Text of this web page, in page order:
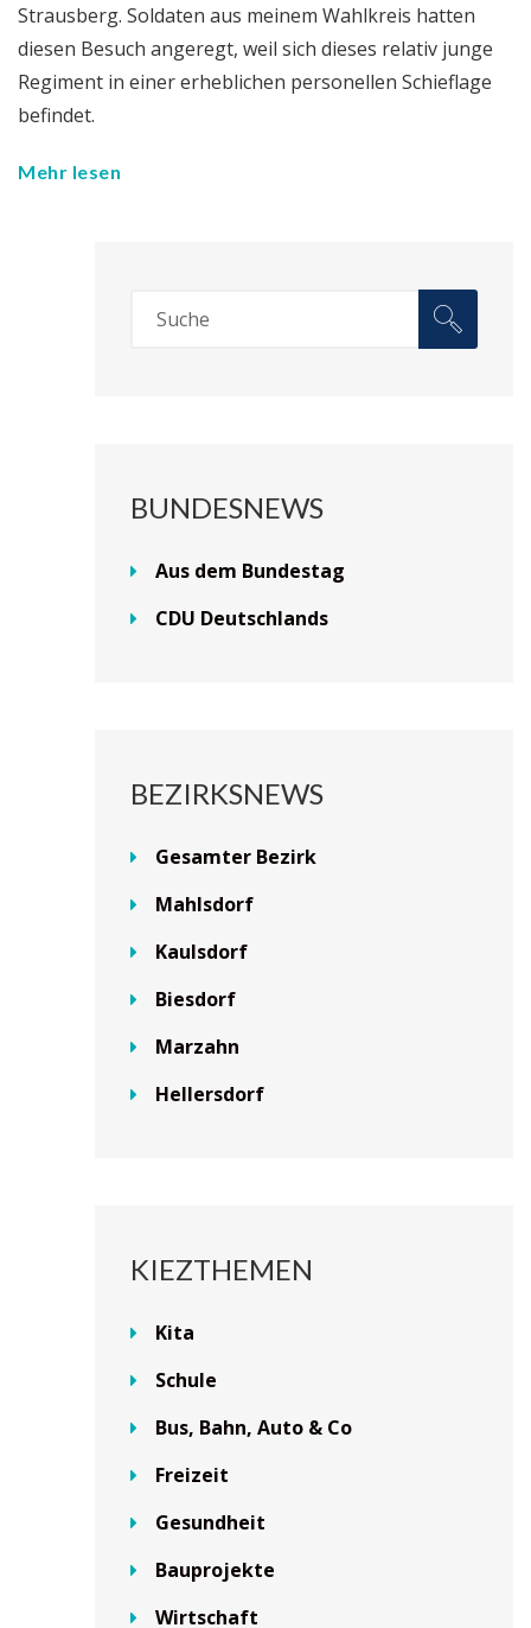
Strausberg. Soldaten aus meinem Wahlkreis hatten
diesen Besuch angeregt, weil sich dieses relativ junge
Regiment in einer erheblichen personellen Schieflage
befindet.
Mehr lesen
BUNDESNEWS
Aus dem Bundestag
CDU Deutschlands
BEZIRKSNEWS
Gesamter Bezirk
Mahlsdorf
Kaulsdorf
Biesdorf
Marzahn
Hellersdorf
KIEZTHEMEN
Kita
Schule
Bus, Bahn, Auto & Co
Freizeit
Gesundheit
Bauprojekte
Wirtschaft